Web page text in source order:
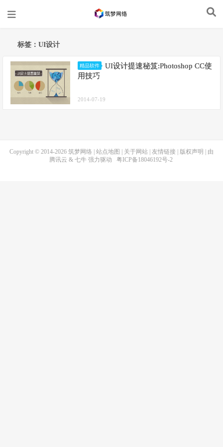
标签：UI设计
精品软件
UI设计提速秘笈:Photoshop CC使
用技巧
2014-07-19
Copyright © 2014-2026 筑梦网络 站点地图 关于网站 友情链接 版权声明
| 由
腾讯云 & 七牛强力驱动 粤ICP备18046192号-2